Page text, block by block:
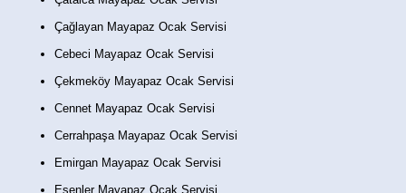
Çağlayan Mayapaz Ocak Servisi
Cebeci Mayapaz Ocak Servisi
Çekmeköy Mayapaz Ocak Servisi
Cennet Mayapaz Ocak Servisi
Cerrahpaşa Mayapaz Ocak Servisi
Emirgan Mayapaz Ocak Servisi
Esenler Mayapaz Ocak Servisi